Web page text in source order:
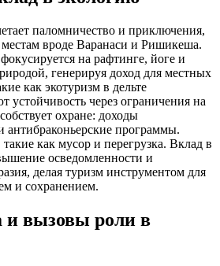
паломничество и приключения,
вроде Варанаси и Ришикеша.
на рафтинге, йоге и
генерируя доход для местных
как экотуризм в дельте
устойчивость через ограничения на
охране: доходы
программы.
как мусор и перегрузка. Вклад в
осведомленности и
делая туризм инструментом для
и сохранением.
вызовы роли в